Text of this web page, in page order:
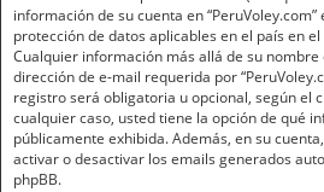
información de su cuenta en
protección de datos aplicables en el país en
Cualquier información más allá de su
dirección de e-mail requerida por
registro será obligatoria u opcional, según el
cualquier caso, usted tiene la opción de qué
públicamente exhibida. Además, en su
activar o desactivar los emails generados
phpBB.